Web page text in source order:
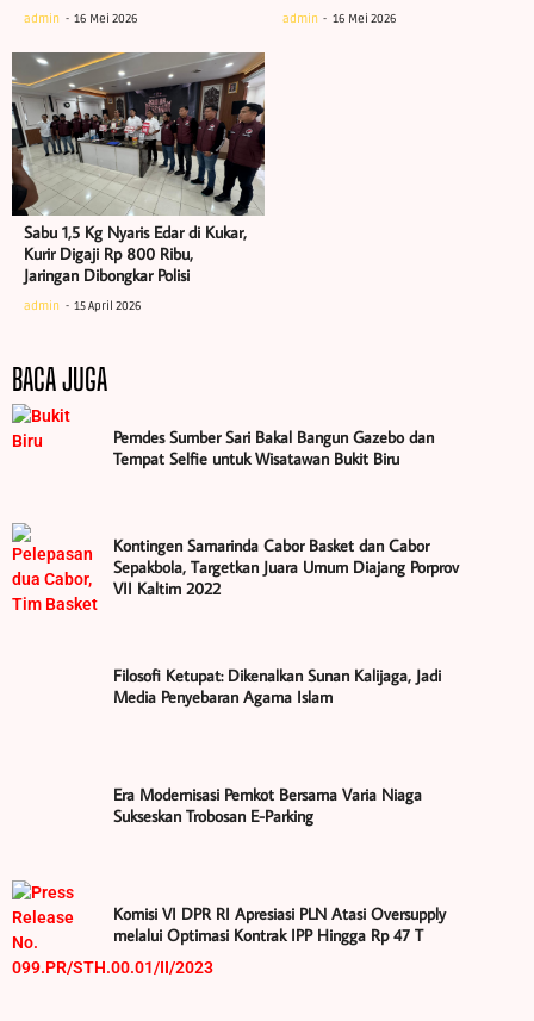
admin 16 Mei 2026 admin 16 Mei 2026
Sabu 1,5 Kg Nyaris Edar di Kukar,
Kurir Digaji Rp 800 Ribu,
Jaringan Dibongkar Polisi
admin 15 April 2026
BACA JUGA
Pemdes Sumber Sari Bakal Bangun Gazebo dan
Tempat Selfie untuk Wisatawan Bukit Biru
Kontingen Samarinda Cabor Basket dan Cabor
Sepakbola, Targetkan Juara Umum Diajang Porprov
VII Kaltim 2022
Filosofi Ketupat: Dikenalkan Sunan Kalijaga, Jadi
Media Penyebaran Agama Islam
Era Modernisasi Pemkot Bersama Varia Niaga
Sukseskan Trobosan E-Parking
Komisi VI DPR RI Apresiasi PLN Atasi Oversupply
melalui Optimasi Kontrak IPP Hingga Rp 47 T